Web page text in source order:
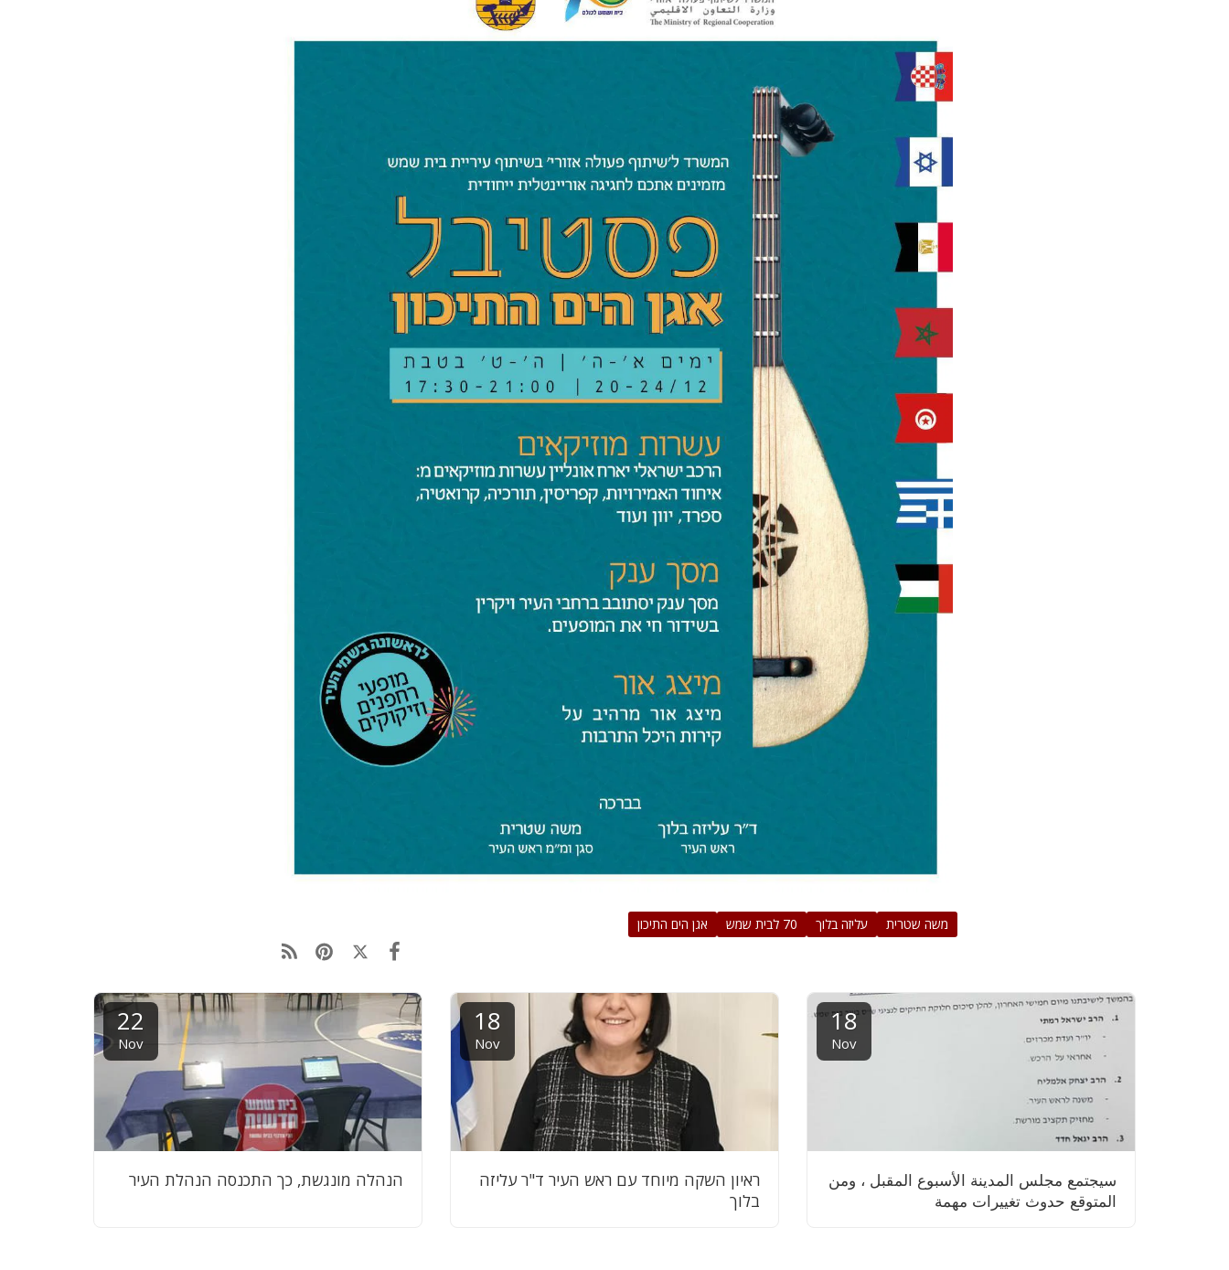
משה שטרית עליזה בלוך 70 לבית שמש אגן הים התיכון
18
Nov
سيجتمع مجلس المدينة الأسبوع المقبل ، ومن
المتوقع حدوث تغييرات مهمة
18
Nov
ראיון השקה מיוחד עם ראש העיר ד"ר עליזה
בלוך
22
Nov
הנהלה מונגשת, כך התכנסה הנהלת העיר